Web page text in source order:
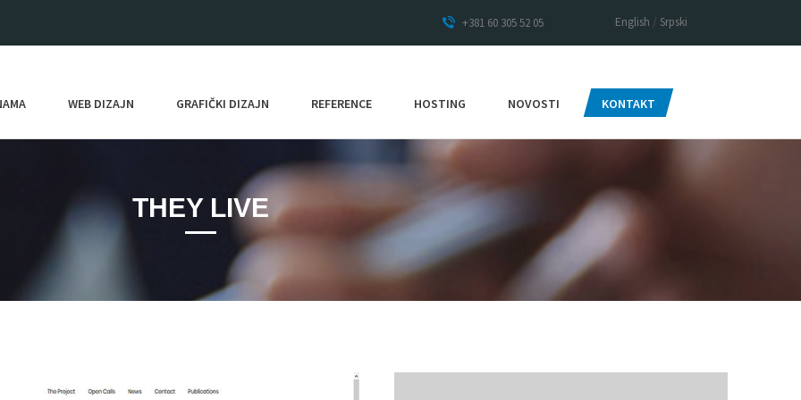
+381 60 305 52 05 English / Srpski
WEB DIZAJN GRAFIČKI DIZAJN REFERENCE HOSTING NOVOSTI KONTAKT
THEY LIVE